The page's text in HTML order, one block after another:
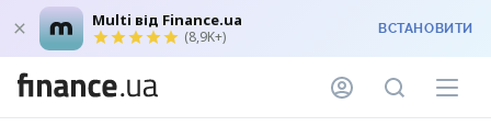
Multi від Finance.ua
(8,9K+) ВСТАНОВИТИ